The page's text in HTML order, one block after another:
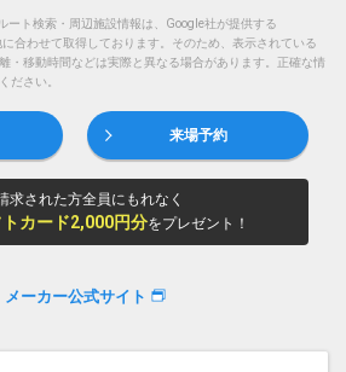
ート検索・周辺施設情報は、Google社が提供する
合わせて取得しております。そのため、表示されている
・移動時間などは実際と異なる場合があります。正確な情
ださい。
来場予約
求された方全員にもれなく
カード2,000円分をプレゼント！
メーカー公式サイト